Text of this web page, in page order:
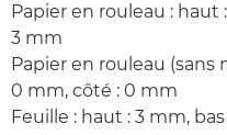
Papier en rouleau : haut
3 mm
Papier en rouleau (sans
0 mm, côté : 0 mm
Feuille : haut : 3 mm,